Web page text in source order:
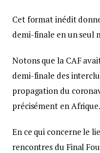
Cet format inédit
demi-finale en un seul
Notons que la CAF
demi-finale des
propagation du
précisément en Afrique.
En ce qui concerne le
rencontres du Final